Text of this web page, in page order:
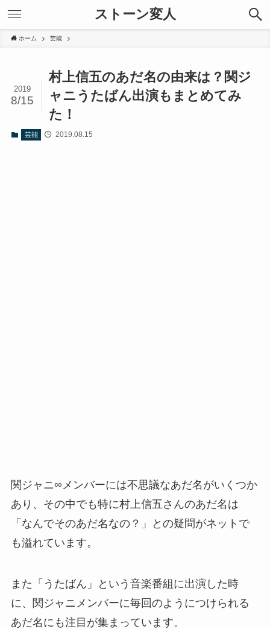
ストーン変人
ホーム 芸能
村上信五のあだ名の由来は？関ジ
ャニうたばん出演もまとめてみ
た！
2019
8/15
芸能 2019.08.15
関ジャニ∞メンバーには不思議なあだ名がいくつか
あり、その中でも特に村上信五さんのあだ名は
「なんでそのあだ名なの？」との疑問がネットで
も溢れています。
また「うたばん」という音楽番組に出演した時
に、関ジャニメンバーに毎回のようにつけられる
あだ名にも注目が集まっています。